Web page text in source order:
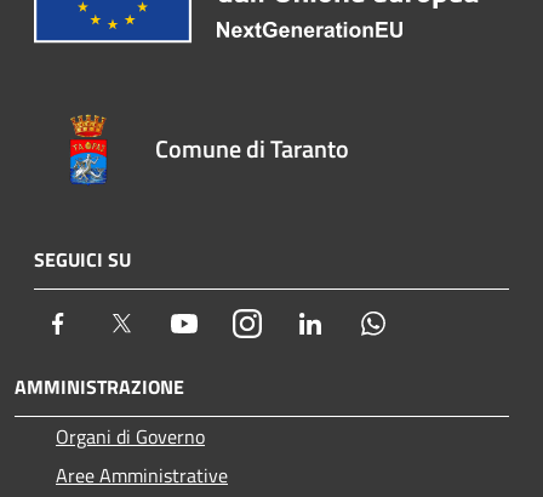
Comune di Taranto
SEGUICI SU
Facebook Twitter YoutubeInstagram LinkedIn
AMMINISTRAZIONE
Organi di Governo
Aree Amministrative